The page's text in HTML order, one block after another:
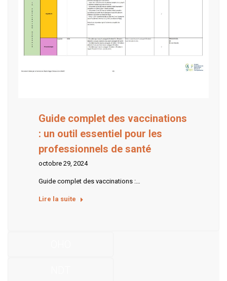
Guide complet des vaccinations
: un outil essentiel pour les
professionnels de santé
octobre 29, 2024
Guide complet des vaccinations :…
Lire la suite